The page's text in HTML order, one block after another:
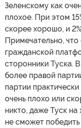
Зеленскому как
плохое. При этом
скорее хорошо, и
Примечательно,
гражданской
сторонники Туска.
более правой
партии
очень плохо или
никто, даже Туск
не сможет